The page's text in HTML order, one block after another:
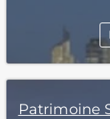
Patrimoine